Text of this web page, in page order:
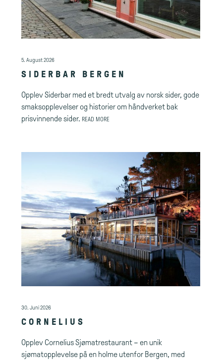
5. August 2026
SIDERBAR BERGEN
Opplev Siderbar med et bredt utvalg av norsk sider, gode
smaksopplevelser og historier om håndverket bak
prisvinnende sider. READ MORE
30. Juni 2026
CORNELIUS
Opplev Cornelius Sjømatrestaurant – en unik
sjømatopplevelse på en holme utenfor Bergen, med